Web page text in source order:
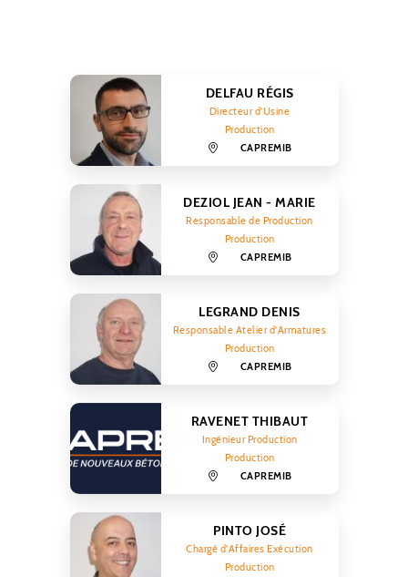
DELFAU RÉGIS
Directeur d'Usine
Production
CAPREMIB
DEZIOL JEAN - MARIE
Responsable de Production
Production
CAPREMIB
LEGRAND DENIS
Responsable Atelier d'Armatures
Production
CAPREMIB
RAVENET THIBAUT
Ingénieur Production
Production
CAPREMIB
PINTO JOSÉ
Chargé d'Affaires Exécution
Production